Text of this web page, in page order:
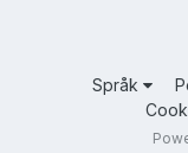
Språk